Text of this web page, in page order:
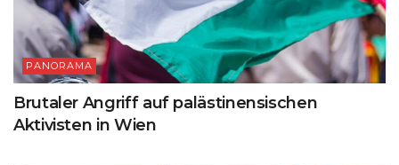
PANORAMA
Brutaler Angriff auf palästinensischen
Aktivisten in Wien